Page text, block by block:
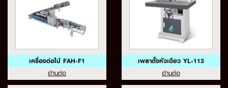
เครื่องต่อไม้ FAH-F1
อ่านต่อ
เพลาตั้งหัวเดียว YL-113
อ่านต่อ